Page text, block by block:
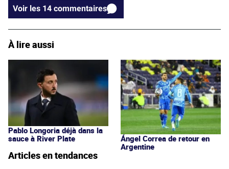
Voir les 14 commentaires
À lire aussi
Pablo Longoria déjà dans la
sauce à River Plate
Ángel Correa de retour en
Argentine
Articles en tendances